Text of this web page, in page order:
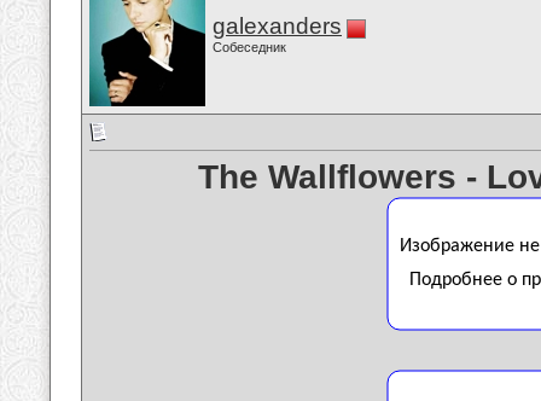
galexanders
Собеседник
The Wallflowers -